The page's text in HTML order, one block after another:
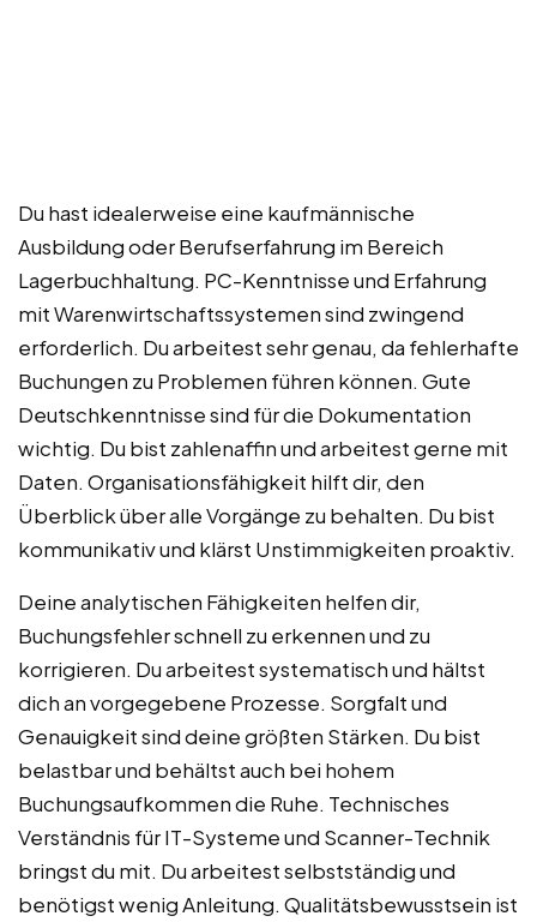
Du hast idealerweise eine kaufmännische
Ausbildung oder Berufserfahrung im Bereich
Lagerbuchhaltung. PC-Kenntnisse und Erfahrung
mit Warenwirtschaftssystemen sind zwingend
erforderlich. Du arbeitest sehr genau, da fehlerhafte
Buchungen zu Problemen führen können. Gute
Deutschkenntnisse sind für die Dokumentation
wichtig. Du bist zahlenaffin und arbeitest gerne mit
Daten. Organisationsfähigkeit hilft dir, den
Überblick über alle Vorgänge zu behalten. Du bist
kommunikativ und klärst Unstimmigkeiten proaktiv.
Deine analytischen Fähigkeiten helfen dir,
Buchungsfehler schnell zu erkennen und zu
korrigieren. Du arbeitest systematisch und hältst
dich an vorgegebene Prozesse. Sorgfalt und
Genauigkeit sind deine größten Stärken. Du bist
belastbar und behältst auch bei hohem
Buchungsaufkommen die Ruhe. Technisches
Verständnis für IT-Systeme und Scanner-Technik
bringst du mit. Du arbeitest selbstständig und
benötigst wenig Anleitung. Qualitätsbewusstsein ist